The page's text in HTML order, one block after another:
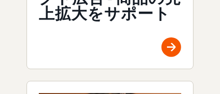
上拡大をサポート